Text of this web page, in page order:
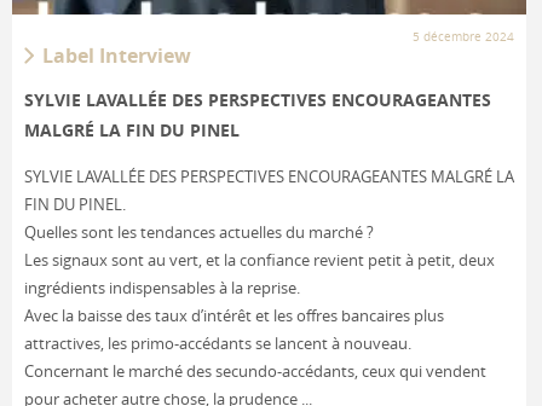
Label Interview
5 décembre 2024
SYLVIE LAVALLÉE DES PERSPECTIVES ENCOURAGEANTES
MALGRÉ LA FIN DU PINEL
SYLVIE LAVALLÉE DES PERSPECTIVES ENCOURAGEANTES MALGRÉ LA
FIN DU PINEL.
Quelles sont les tendances actuelles du marché ?
Les signaux sont au vert, et la confiance revient petit à petit, deux
ingrédients indispensables à la reprise.
Avec la baisse des taux d’intérêt et les offres bancaires plus
attractives, les primo-accédants se lancent à nouveau.
Concernant le marché des secundo-accédants, ceux qui vendent
pour acheter autre chose, la prudence ...